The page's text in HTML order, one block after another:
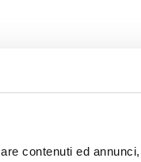
contenuti ed